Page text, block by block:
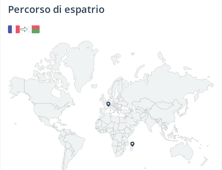
Percorso di espatrio